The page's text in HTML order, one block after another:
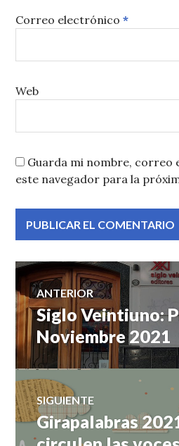
Correo electrónico*
Web
Guarda mi nombre, correo
este navegador para la
Navegación
de
entradas
ANTERIOR
Entrada
anterior:
Siglo Veintiuno:
Noviembre 2021
SIGUIENTE
Entrada
siguiente:
Girapalabras